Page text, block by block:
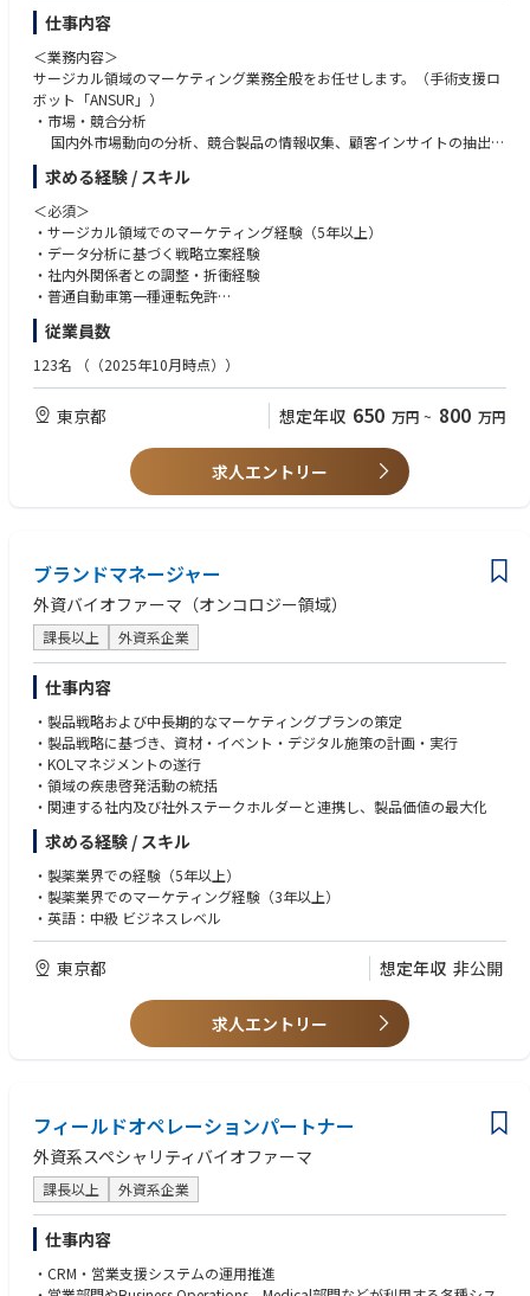
仕事内容
＜業務内容＞
サージカル領域のマーケティング業務全般をお任せします。（手術支援ロ
ボット「ANSUR」）
・市場・競合分析
国内外市場動向の分析、競合製品の情報収集、顧客インサイトの抽出
・製品戦略立案
製品ライフサイクル管理、価格戦略立案、販売予測策定
・プロモーション企画
学会・セミナー企画、営業支援ツール（販促資料・動画等）の企画制
作、KOLマネジメント
・社内連携
営業部門、開発部門、薬事・品質部門との連携
＜取り扱い領域＞
・手術支援ロボット「ANSUR」
求める経験 / スキル
＜必須＞
・サージカル領域でのマーケティング経験（5年以上）
・データ分析に基づく戦略立案経験
・社内外関係者との調整・折衝経験
・普通自動車第一種運転免許
＜歓迎＞
・英語力（海外論文・学会情報の読解、ビジネスメールが可能なレベル）
市場や顧客の声をもとに自ら課題を見出し、主体的に行動できる方。
営業・開発・関連部門と円滑に連携しながら周囲を巻き込み、事業を前に
進められる高いコミュニケーション力をお持ちの方を求めています。
従業員数
123名 （（2025年10月時点））
東京都 想定年収 650 万円 ~ 800 万円
求人エントリー
ブランドマネージャー
外資バイオファーマ（オンコロジー領域）
課長以上 外資系企業
仕事内容
・製品戦略および中長期的なマーケティングプランの策定
・製品戦略に基づき、資材・イベント・デジタル施策の計画・実行
・KOLマネジメントの遂行
・領域の疾患啓発活動の統括
・関連する社内及び社外ステークホルダーと連携し、製品価値の最大化
求める経験 / スキル
・製薬業界での経験（5年以上）
・製薬業界でのマーケティング経験（3年以上）
・英語：中級 ビジネスレベル
東京都 想定年収 非公開
求人エントリー
フィールドオペレーションパートナー
外資系スペシャリティバイオファーマ
課長以上 外資系企業
仕事内容
・CRM・営業支援システムの運用推進